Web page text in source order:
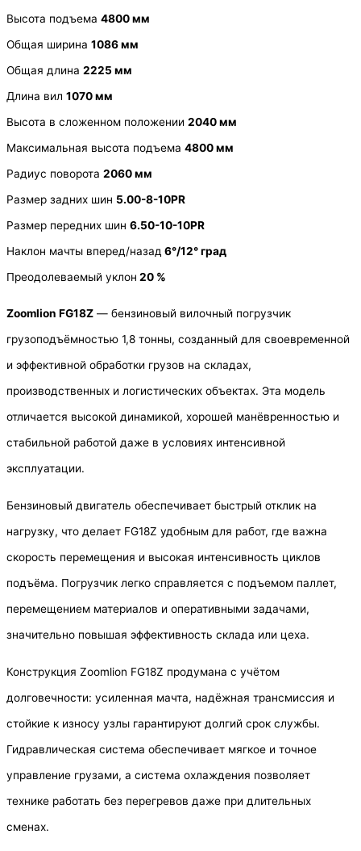
Высота подъема 4800 мм
Общая ширина 1086 мм
Общая длина 2225 мм
Длина вил 1070 мм
Высота в сложенном положении 2040 мм
Максимальная высота подъема 4800 мм
Радиус поворота 2060 мм
Размер задних шин 5.00-8-10PR
Размер передних шин 6.50-10-10PR
Наклон мачты вперед/назад 6°/12° град
Преодолеваемый уклон 20 %
Zoomlion FG18Z — бензиновый вилочный погрузчик
грузоподъёмностью 1,8 тонны, созданный для своевременной
и эффективной обработки грузов на складах,
производственных и логистических объектах. Эта модель
отличается высокой динамикой, хорошей манёвренностью и
стабильной работой даже в условиях интенсивной
эксплуатации.
Бензиновый двигатель обеспечивает быстрый отклик на
нагрузку, что делает FG18Z удобным для работ, где важна
скорость перемещения и высокая интенсивность циклов
подъёма. Погрузчик легко справляется с подъемом паллет,
перемещением материалов и оперативными задачами,
значительно повышая эффективность склада или цеха.
Конструкция Zoomlion FG18Z продумана с учётом
долговечности: усиленная мачта, надёжная трансмиссия и
стойкие к износу узлы гарантируют долгий срок службы.
Гидравлическая система обеспечивает мягкое и точное
управление грузами, а система охлаждения позволяет
технике работать без перегревов даже при длительных
сменах.